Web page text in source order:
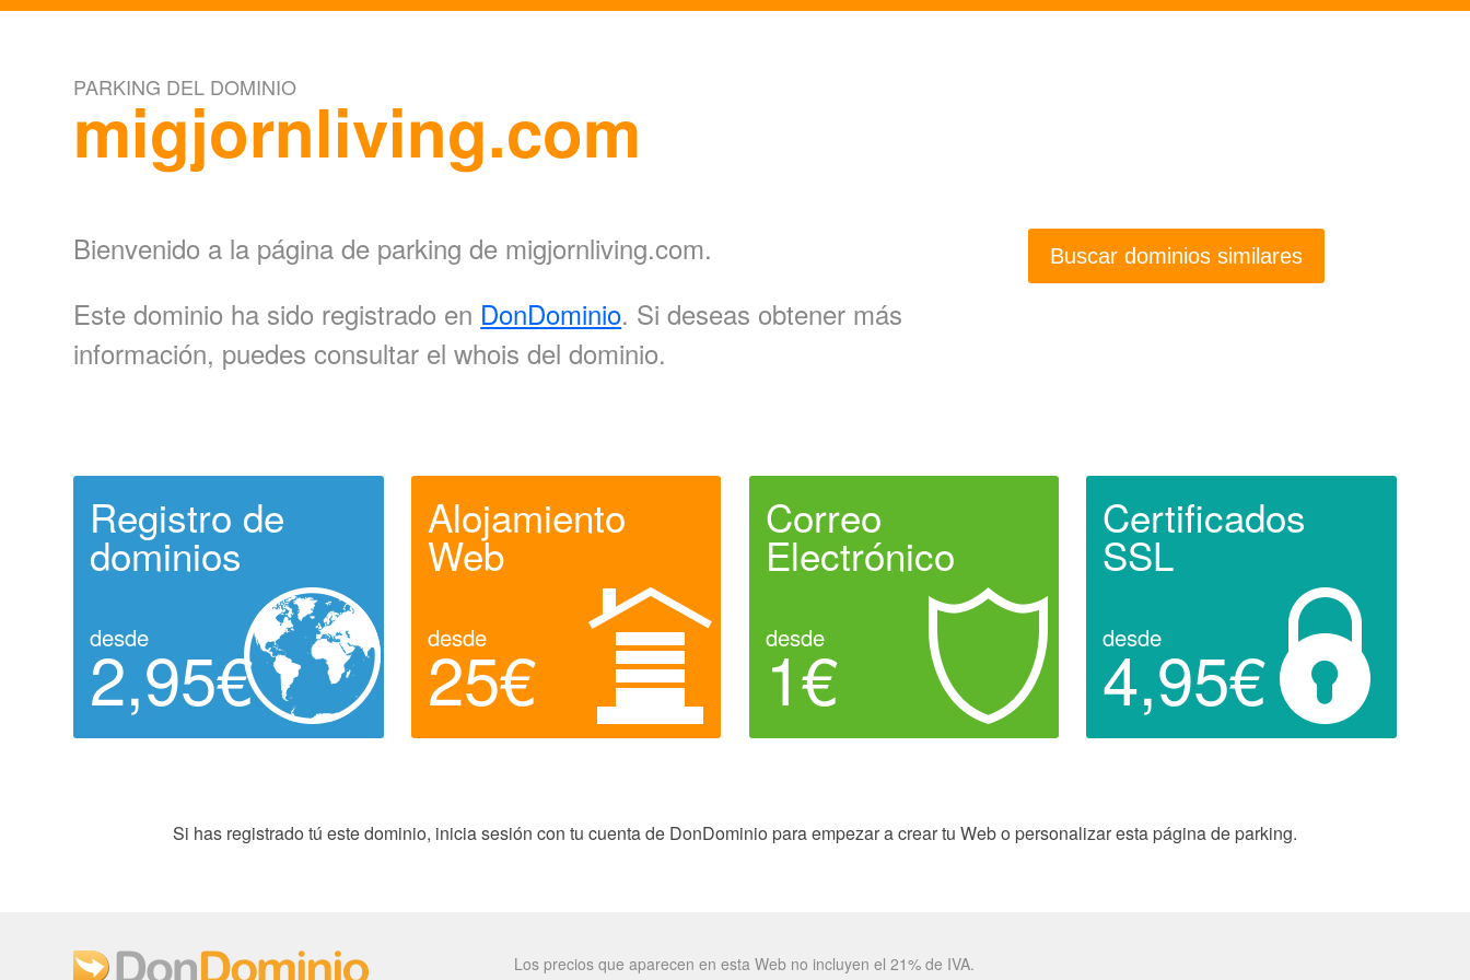
PARKING DEL DOMINIO
migjornliving.com
Bienvenido a la página de parking de migjornliving.com.
Este dominio ha sido registrado en DonDominio. Si deseas obtener más
información, puedes consultar el whois del dominio.
Buscar dominios similares
Registro de
dominios
desde
2,95€
Alojamiento
Web
desde
25€
Correo
Electrónico
desde
1€
Certificados
SSL
desde
4,95€
Si has registrado tú este dominio, inicia sesión con tu cuenta de DonDominio para empezar a crear tu Web o personalizar esta página de parking.
Los precios que aparecen en esta Web no incluyen el 21% de IVA.